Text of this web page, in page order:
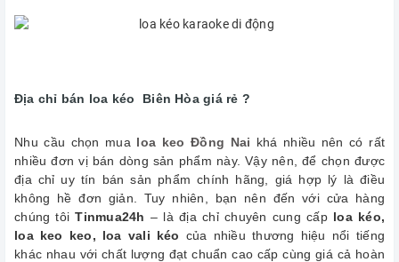
Địa chỉ bán loa kéo Biên Hòa giá rẻ ?
Nhu cầu chọn mua loa keo Đồng Nai khá nhiều nên có rất
nhiều đơn vị bán dòng sản phẩm này. Vậy nên, để chọn được
địa chỉ uy tín bán sản phẩm chính hãng, giá hợp lý là điều
không hề đơn giản. Tuy nhiên, bạn nên đến với cửa hàng
chúng tôiTinmua24h – là địa chỉ chuyên cung cấp loa kéo,
loa keo keo, loa vali kéo của nhiều thương hiệu nổi tiếng
khác nhau với chất lượng đạt chuẩn cao cấp cùng giá cả hoàn